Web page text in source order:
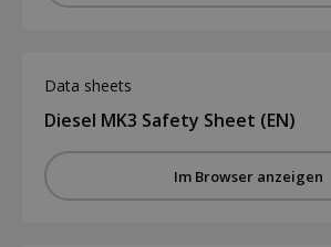
Data sheets
Diesel MK3 Safety Sheet (EN)
Im Browser anzeigen